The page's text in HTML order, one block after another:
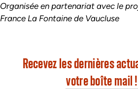
Organisée en partenariat avec le
France La Fontaine de Vaucluse
Recevez les dernières
votre boîte mail !